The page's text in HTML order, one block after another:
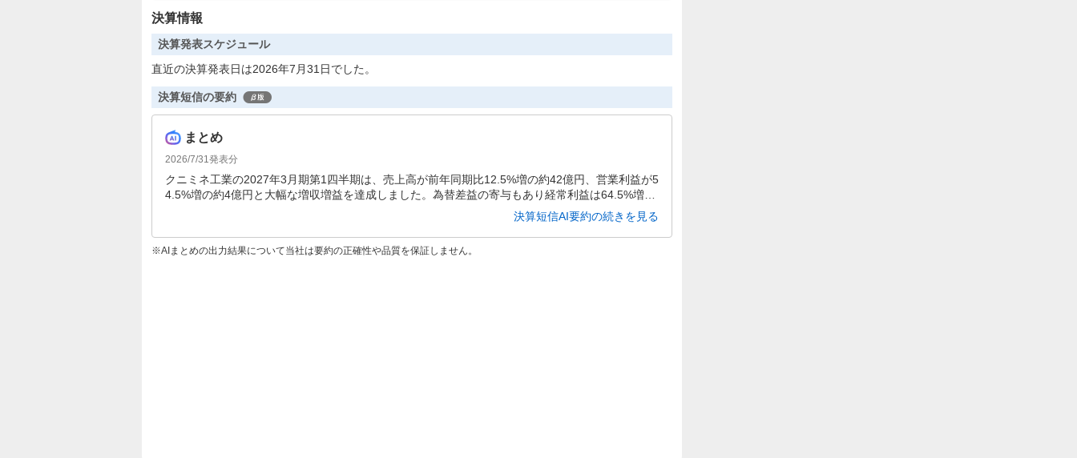
決算情報
決算発表スケジュール
直近の決算発表日は2026年7月31日でした。
決算短信の要約
まとめ
2026/7/31 発表分
クニミネ工業の2027年3月期第1四半期は、売上高が前年同期比12.5%増の約42億円、営業利益が5
4.5%増の約4億円と大幅な増収増益を達成しました。為替差益の寄与もあり経常利益は64.5%増、
最終利益も49.6%増となりました。通期予想に変更はなく、配当も前期と同額の年40円が予定され
決算短信AI要約の続きを見る
AIまとめの出力結果について当社は要約の正確性や品質を保証しません。